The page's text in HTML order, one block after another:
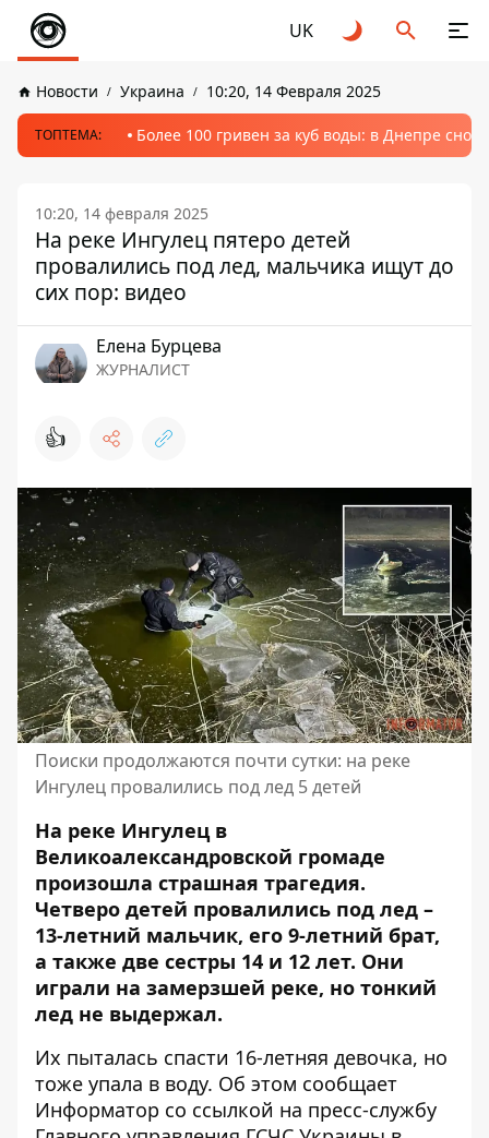
UK
Новости Украина 10:20, 14 Февраля 2025
ТОПТЕМА: Более 100 гривен за куб воды: в Днепре
10:20, 14 февраля 2025
На реке Ингулец пятеро детей
провалились под лед, мальчика ищут до
сих пор: видео
Елена Бурцева
ЖУРНАЛИСТ
👍
Поиски продолжаются почти сутки: на реке
Ингулец провалились под лед 5 детей
На реке Ингулец в
Великоалександровской громаде
произошла страшная трагедия.
Четверо детей провалились под лед –
13-летний мальчик, его 9-летний брат,
а также две сестры 14 и 12 лет. Они
играли на замерзшей реке, но тонкий
лед не выдержал.
Их пыталась спасти 16-летняя девочка, но
тоже упала в воду. Об этом сообщает
Информатор со ссылкой на пресс-службу